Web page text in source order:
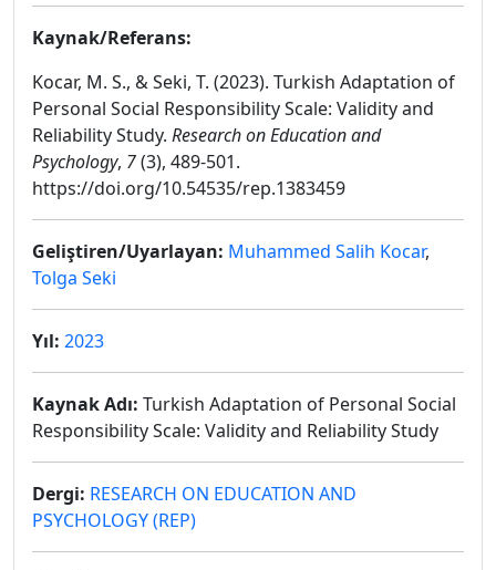
Kaynak/Referans:
Kocar, M. S., & Seki, T. (2023). Turkish Adaptation of
Personal Social Responsibility Scale: Validity and
Reliability Study. Research on Education and
Psychology, 7(3), 489-501.
https://doi.org/10.54535/rep.1383459
Geliştiren/Uyarlayan: Muhammed Salih Kocar,
Tolga Seki
Yıl: 2023
Kaynak Adı: Turkish Adaptation of Personal Social
Responsibility Scale: Validity and Reliability Study
Dergi: RESEARCH ON EDUCATION AND
PSYCHOLOGY (REP)